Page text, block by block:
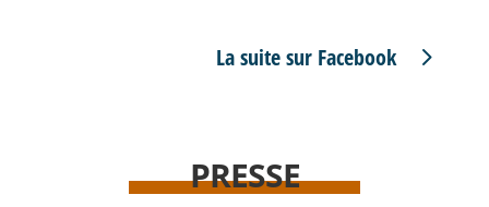
La suite sur Facebook
PRESSE